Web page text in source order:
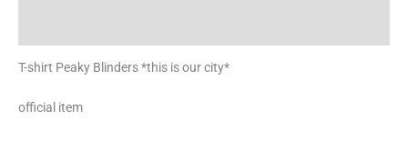
T-shirt Peaky Blinders *this is our city*
official item